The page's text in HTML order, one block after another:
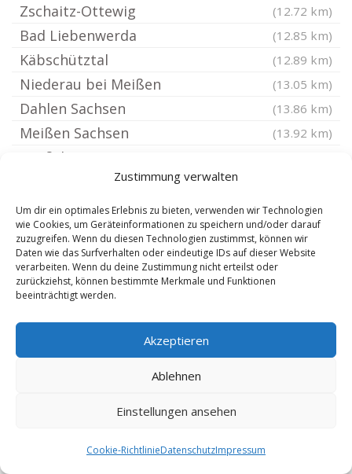
Zustimmung verwalten
Um dir ein optimales Erlebnis zu bieten, verwenden wir Technologien
wie Cookies, um Geräteinformationen zu speichern und/oder darauf
zuzugreifen. Wenn du diesen Technologien zustimmst, können wir
Daten wie das Surfverhalten oder eindeutige IDs auf dieser Website
verarbeiten. Wenn du deine Zustimmung nicht erteilst oder
zurückziehst, können bestimmte Merkmale und Funktionen
beeinträchtigt werden.
Akzeptieren
Ablehnen
Einstellungen ansehen
Cookie-RichtlinieDatenschutzImpressum
Zschaitz-Ottewig (12.72 km)
Bad Liebenwerda (12.85 km)
Käbschütztal (12.89 km)
Niederau bei Meißen (13.05 km)
Dahlen Sachsen (13.86 km)
Meißen Sachsen (13.92 km)
Großthiemig
Belgern bei Torgau
Hohenleipisch (14.39 km)
Ebersbach bei Großenhain (14.69 km)
Mügeln bei Oschatz (14.69 km)
Plessa (14.74 km)
Weinböhla
Schönfeld bei Großenhain
Schraden bei Elsterwerda